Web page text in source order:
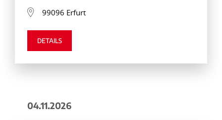
99096 Erfurt
DETAILS
04.11.2026